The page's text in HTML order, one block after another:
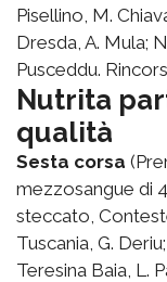
Pisellino, M.
Dresda, A. Mula;
Pusceddu.
Nutrita
qualità
Sesta corsa
mezzosangue di
steccato,
Tuscania, G.
Teresina Baia, L.